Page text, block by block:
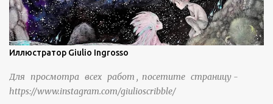
Иллюстратор Giulio Ingrosso
Для просмотра всех работ , посетите страницу -
https://www.instagram.com/giulioscribble/